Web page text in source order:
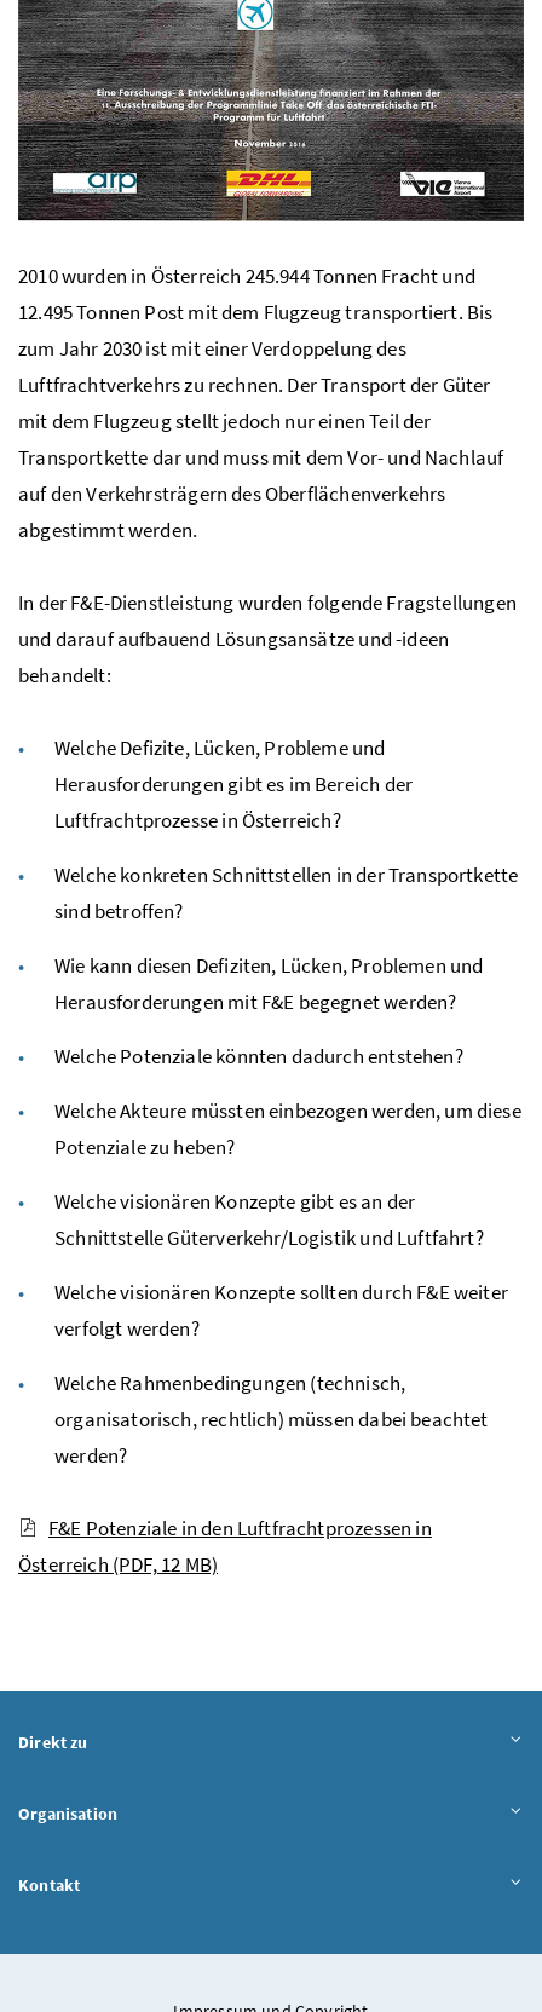
2010 wurden in Österreich 245.944 Tonnen Fracht und
12.495 Tonnen Post mit dem Flugzeug transportiert. Bis
zum Jahr 2030 ist mit einer Verdoppelung des
Luftfrachtverkehrs zu rechnen. Der Transport der Güter
mit dem Flugzeug stellt jedoch nur einen Teil der
Transportkette dar und muss mit dem Vor- und Nachlauf
auf den Verkehrsträgern des Oberflächenverkehrs
abgestimmt werden.
In der F&E-Dienstleistung wurden folgende Fragstellungen
und darauf aufbauend Lösungsansätze und -ideen
behandelt:
Welche Defizite, Lücken, Probleme und
Herausforderungen gibt es im Bereich der
Luftfrachtprozesse in Österreich?
Welche konkreten Schnittstellen in der Transportkette
sind betroffen?
Wie kann diesen Defiziten, Lücken, Problemen und
Herausforderungen mit F&E begegnet werden?
Welche Potenziale könnten dadurch entstehen?
Welche Akteure müssten einbezogen werden, um diese
Potenziale zu heben?
Welche visionären Konzepte gibt es an der
Schnittstelle Güterverkehr/Logistik und Luftfahrt?
Welche visionären Konzepte sollten durch F&E weiter
verfolgt werden?
Welche Rahmenbedingungen (technisch,
organisatorisch, rechtlich) müssen dabei beachtet
werden?
F&E Potenziale in den Luftfrachtprozessen in
Österreich (PDF, 12 MB)
Direkt zu
Organisation
Kontakt